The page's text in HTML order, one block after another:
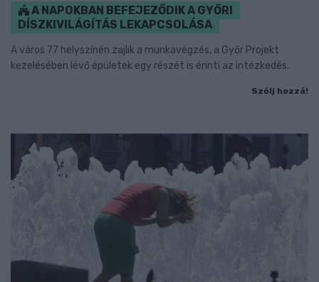
A NAPOKBAN BEFEJEZŐDIK A GYŐRI
DÍSZKIVILÁGÍTÁS LEKAPCSOLÁSA
A város 77 helyszínén zajlik a munkavégzés, a Győr Projekt
kezelésében lévő épületek egy részét is érinti az intézkedés.
Szólj hozzá!